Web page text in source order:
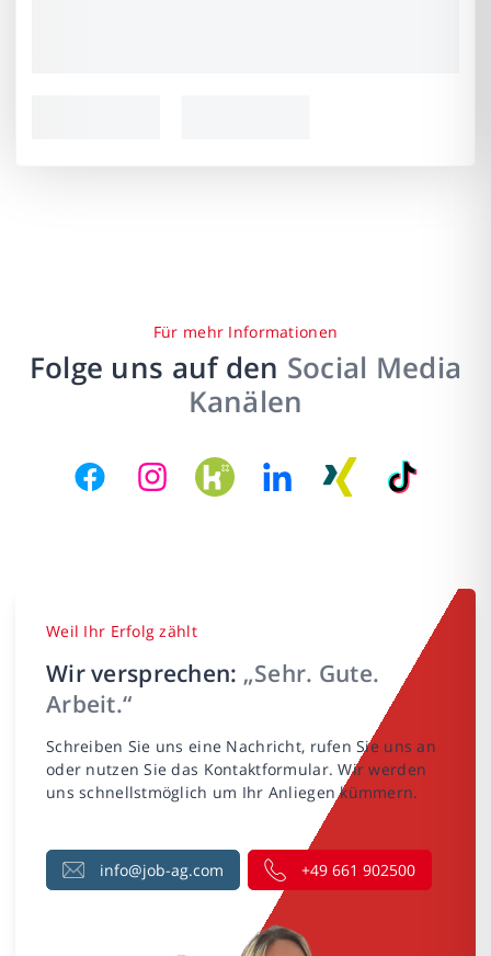
Für mehr Informationen
Folge uns auf den Social Media
Kanälen
Weil Ihr Erfolg zählt
Wir versprechen: „Sehr. Gute.
Arbeit.“
Schreiben Sie uns eine Nachricht, rufen Sie uns an
oder nutzen Sie das Kontaktformular. Wir werden
uns schnellstmöglich um Ihr Anliegen kümmern.
info@job-ag.com +49 661 902500